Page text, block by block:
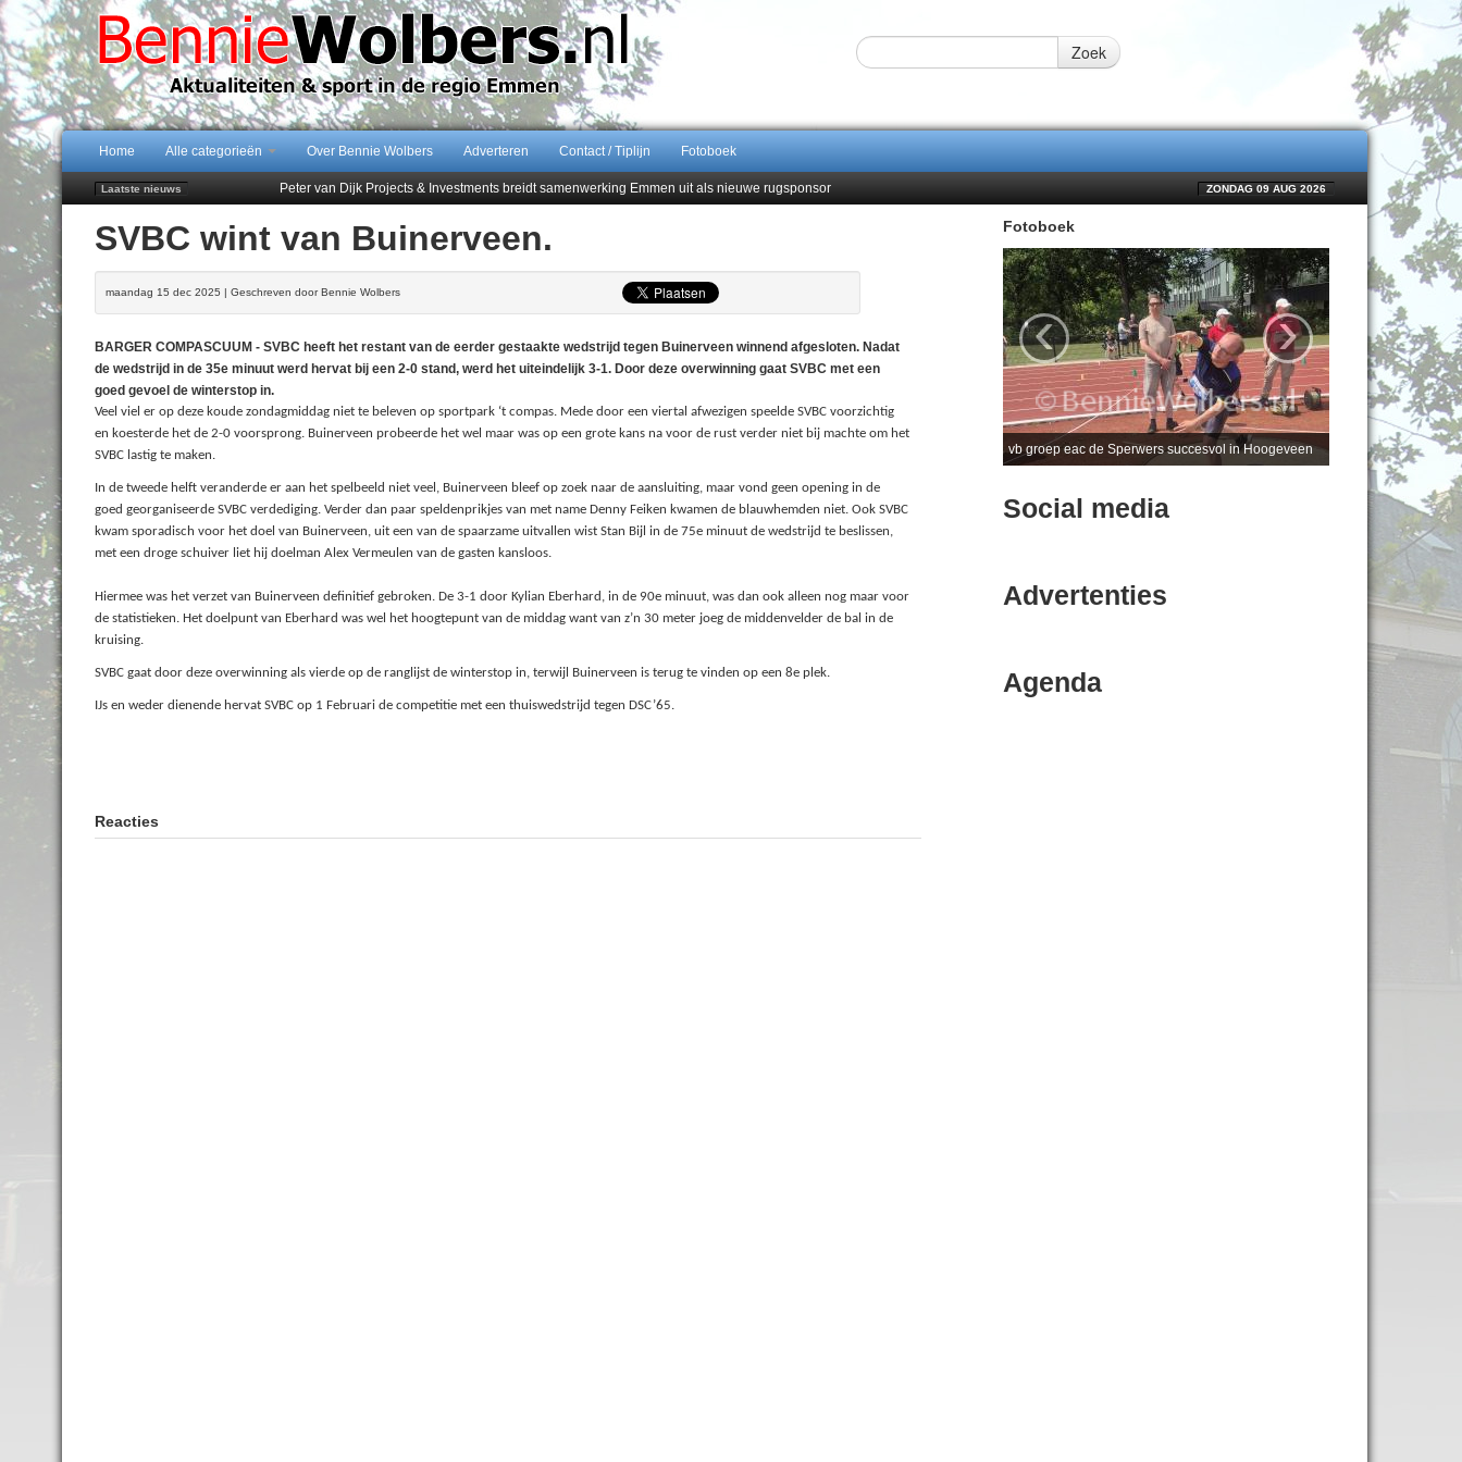
Zoek
Home Alle categorieën Over Bennie Wolbers Adverteren Contact / Tiplijn Fotoboek
Laatste nieuws
Peter van Dijk Projects & Investments breidt samenwerking Emmen uit als nieuwe rugsponsor
102 kaarsen voor eeuwling Mieke Sijbom-Maatje
Emmen wint op Open Dag overtuigend van Almere City
Treffer van Quispel bezorgt FC Emmen droomstart
ZONDAG 09 AUG 2026
SVBC wint van Buinerveen.
maandag 15 dec 2025 | Geschreven door Bennie Wolbers
BARGER COMPASCUUM - SVBC heeft het restant van de eerder gestaakte wedstrijd tegen Buinerveen winnend afgesloten. Nadat
de wedstrijd in de 35e minuut werd hervat bij een 2-0 stand, werd het uiteindelijk 3-1. Door deze overwinning gaat SVBC met een
goed gevoel de winterstop in.
Veel viel er op deze koude zondagmiddag niet te beleven op sportpark ‘t compas. Mede door een viertal afwezigen speelde SVBC voorzichtig
en koesterde het de 2-0 voorsprong. Buinerveen probeerde het wel maar was op een grote kans na voor de rust verder niet bij machte om het
SVBC lastig te maken.
In de tweede helft veranderde er aan het spelbeeld niet veel, Buinerveen bleef op zoek naar de aansluiting, maar vond geen opening in de
goed georganiseerde SVBC verdediging. Verder dan paar speldenprikjes van met name Denny Feiken kwamen de blauwhemden niet. Ook SVBC
kwam sporadisch voor het doel van Buinerveen, uit een van de spaarzame uitvallen wist Stan Bijl in de 75e minuut de wedstrijd te beslissen,
met een droge schuiver liet hij doelman Alex Vermeulen van de gasten kansloos.
Hiermee was het verzet van Buinerveen definitief gebroken. De 3-1 door Kylian Eberhard, in de 90e minuut, was dan ook alleen nog maar voor
de statistieken. Het doelpunt van Eberhard was wel het hoogtepunt van de middag want van z’n 30 meter joeg de middenvelder de bal in de
kruising.
SVBC gaat door deze overwinning als vierde op de ranglijst de winterstop in, terwijl Buinerveen is terug te vinden op een 8e plek.
IJs en weder dienende hervat SVBC op 1 Februari de competitie met een thuiswedstrijd tegen DSC’65.
Reacties
Fotoboek
vb groep eac de Sperwers succesvol in Hoogeveen
‹ ›
Social media
Advertenties
Agenda